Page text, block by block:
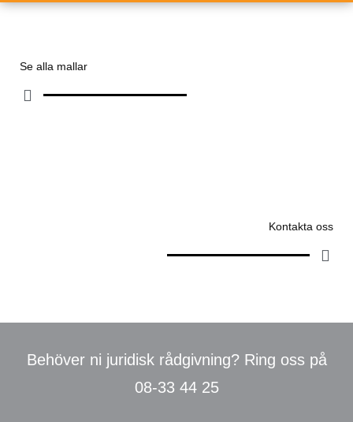
Se alla mallar
Kontakta oss
Behöver ni juridisk rådgivning? Ring oss på
08-33 44 25